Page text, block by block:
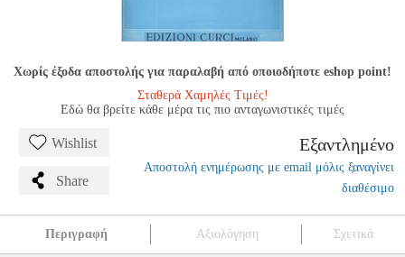
Χωρίς έξοδα αποστολής για παραλαβή από οποιοδήποτε eshop point!
Σταθερά Χαμηλές Τιμές!
Εδώ θα βρείτε κάθε μέρα τις πιο ανταγωνιστικές τιμές
Wishlist
Share
Εξαντλημένο
Αποστολή ενημέρωσης με email μόλις ξαναγίνει
διαθέσιμο
Περιγραφή Αξιολόγηση Σχετικά